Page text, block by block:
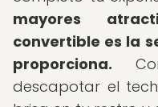
mayores
convertible es la
proporciona.
descapotar el